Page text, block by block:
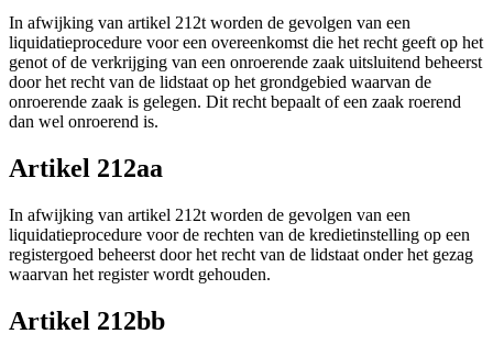
In afwijking van artikel 212t worden de gevolgen van een
liquidatieprocedure voor een overeenkomst die het recht geeft op het
genot of de verkrijging van een onroerende zaak uitsluitend beheerst
door het recht van de lidstaat op het grondgebied waarvan de
onroerende zaak is gelegen. Dit recht bepaalt of een zaak roerend
dan wel onroerend is.
Artikel 212aa
In afwijking van artikel 212t worden de gevolgen van een
liquidatieprocedure voor de rechten van de kredietinstelling op een
registergoed beheerst door het recht van de lidstaat onder het gezag
waarvan het register wordt gehouden.
Artikel 212bb